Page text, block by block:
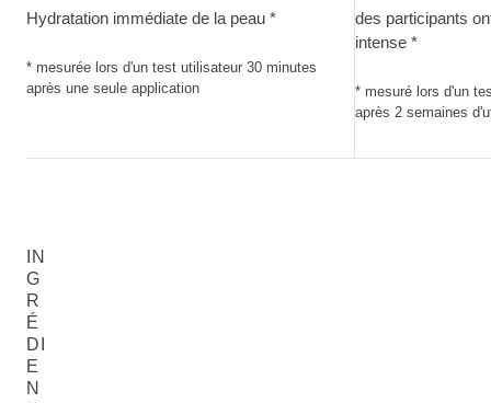
Hydratation immédiate de la peau *
* mesurée lors d'un test utilisateur 30 minutes
après une seule application
des participants
intense *
* mesuré lors d'un
après 2 semaines
IN
G
R
É
DI
E
N